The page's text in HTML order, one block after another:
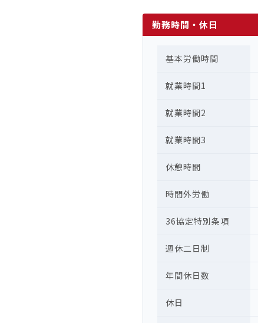
勤務時間・休日
基本労働時間
就業時間1
就業時間2
就業時間3
休憩時間
時間外労働
36協定特別条項
週休二日制
年間休日数
休日